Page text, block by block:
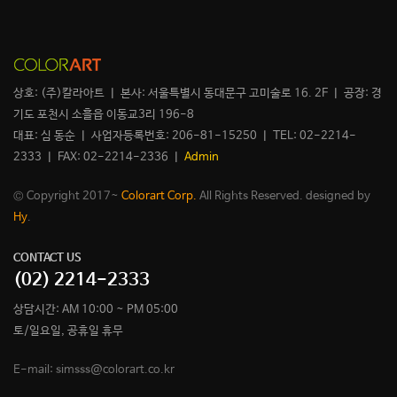
상호: (주)칼라아트 ㅣ 본사: 서울특별시 동대문구 고미술로 16. 2F ㅣ 공장: 경
기도 포천시 소흘읍 이동교3리 196-8
대표: 심 동순 ㅣ 사업자등록번호: 206-81-15250 ㅣ TEL: 02-2214-
2333 ㅣ FAX: 02-2214-2336 ㅣ Admin
© Copyright 2017~ Colorart Corp. All Rights Reserved. designed by
Hy.
CONTACT US
(02) 2214-2333
상담시간: AM 10:00 ~ PM 05:00
토/일요일, 공휴일 휴무
E-mail: simsss@colorart.co.kr